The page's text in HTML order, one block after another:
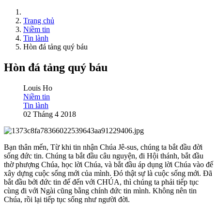
Trang chủ
Niềm tin
Tin lành
Hòn đá tảng quý báu
Hòn đá tảng quý báu
Louis Ho
Niềm tin
Tin lành
02 Tháng 4 2018
Bạn thân mến, Từ khi tin nhận Chúa Jê-sus, chúng ta bắt đầu đời
sống đức tin. Chúng ta bắt đầu câu nguyện, đi Hội thánh, bắt đầu
thờ phượng Chúa, học lời Chúa, và bắt đầu áp dụng lời Chúa vào đế
xây dựng cuộc sống mới của mình. Đó thật sự là cuộc sống mới. Đã
bắt đầu bởi đức tin đế đến với CHÚA, thì chúng ta phải tiếp tục
cùng đi với Ngài cũng bằng chính đức tin mình. Không nên tin
Chúa, rồi lại tiếp tục sống như người đời.